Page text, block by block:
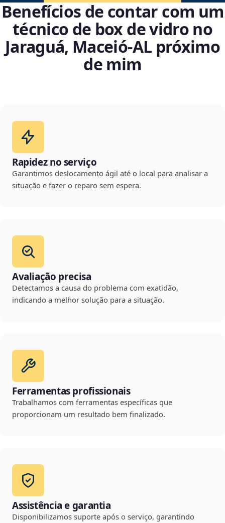
Benefícios de contar com um
técnico de box de vidro no
Jaraguá, Maceió‑AL próximo
de mim
Rapidez no serviço
Garantimos deslocamento ágil até o local para analisar a
situação e fazer o reparo sem espera.
Avaliação precisa
Detectamos a causa do problema com exatidão,
indicando a melhor solução para a situação.
Ferramentas profissionais
Trabalhamos com ferramentas específicas que
proporcionam um resultado bem finalizado.
Assistência e garantia
Disponibilizamos suporte após o serviço, garantindo